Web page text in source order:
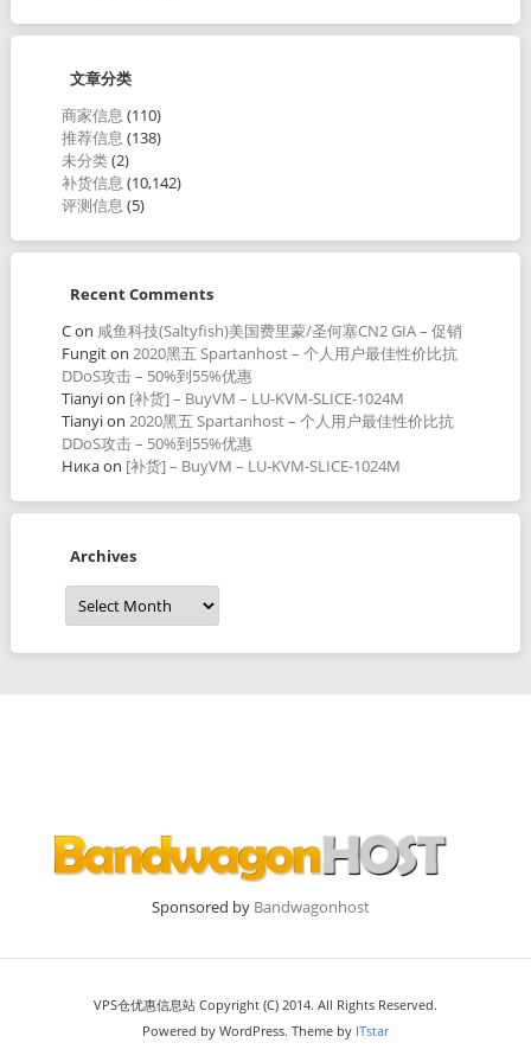
文章分类
商家信息 (110)
推荐信息 (138)
未分类(2)
补货信息 (10,142)
评测信息 (5)
Recent Comments
Con 咸鱼科技(Saltyfish)美国费里蒙/圣何塞CN2 GIA – 促销
Fungiton 2020黑五 Spartanhost – 个人用户最佳性价比抗
DDoS攻击 – 50%到55%优惠
Tianyion [补货] – BuyVM – LU-KVM-SLICE-1024M
Tianyion 2020黑五 Spartanhost – 个人用户最佳性价比抗
DDoS攻击 – 50%到55%优惠
Никаon [补货] – BuyVM – LU-KVM-SLICE-1024M
Archives
Archives
Sponsored by Bandwagonhost
VPS仓优惠信息站 Copyright (C) 2014. All Rights Reserved.
Powered by WordPress. Theme by ITstar